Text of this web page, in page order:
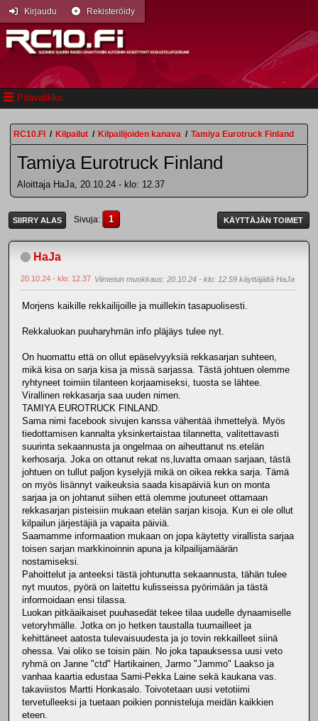
Päävalikko
Kirjaudu Rekisteröidy
RC10.FI / Kilpailut / Kilpailijoiden kanava / Tamiya Eurotruck Finland
Tamiya Eurotruck Finland
Aloittaja HaJa, 20.10.24 - klo: 12.37
SIIRRY ALAS Sivuja 1 KÄYTTÄJÄN TOIMET
HaJa
20.10.24 - klo: 12.37 Viimeisin muokkaus: 20.10.24 - klo: 12.59 käyttäjältä HaJa
Morjens kaikille rekkailijoille ja muillekin tasapuolisesti.
Rekkaluokan puuharyhmän info pläjäys tulee nyt.
On huomattu että on ollut epäselvyyksiä rekkasarjan suhteen,
mikä kisa on sarja kisa ja missä sarjassa. Tästä johtuen olemme
ryhtyneet toimiin tilanteen korjaamiseksi, tuosta se lähtee.
Virallinen rekkasarja saa uuden nimen.
TAMIYA EUROTRUCK FINLAND.
Sama nimi facebook sivujen kanssa vähentää ihmettelyä. Myös
tiedottamisen kannalta yksinkertaistaa tilannetta, valitettavasti
suurinta sekaannusta ja ongelmaa on aiheuttanut ns.etelän
kerhosarja. Joka on ottanut rekat ns,luvatta omaan sarjaan, tästä
johtuen on tullut paljon kyselyjä mikä on oikea rekka sarja. Tämä
on myös lisännyt vaikeuksia saada kisapäiviä kun on monta
sarjaa ja on johtanut siihen että olemme joutuneet ottamaan
rekkasarjan pisteisiin mukaan etelän sarjan kisoja. Kun ei ole ollut
kilpailun järjestäjiä ja vapaita päiviä.
Saamamme informaation mukaan on jopa käytetty virallista sarjaa
toisen sarjan markkinoinnin apuna ja kilpailijamäärän
nostamiseksi.
Pahoittelut ja anteeksi tästä johtunutta sekaannusta, tähän tulee
nyt muutos, pyörä on laitettu kulisseissa pyörimään ja tästä
informoidaan ensi tilassa.
Luokan pitkäaikaiset puuhasedät tekee tilaa uudelle dynaamiselle
vetoryhmälle. Jotka on jo hetken taustalla tuumailleet ja
kehittäneet aatosta tulevaisuudesta ja jo tovin rekkailleet siinä
ohessa. Vai oliko se toisin päin. No joka tapauksessa uusi veto
ryhmä on Janne "ctd" Hartikainen, Jarmo "Jammo" Laakso ja
vanhaa kaartia edustaa Sami-Pekka Laine sekä kaukana vas.
takaviistos Martti Honkasalo. Toivotetaan uusi vetotiimi
tervetulleeksi ja tuetaan poikien ponnisteluja meidän kaikkien
eteen.